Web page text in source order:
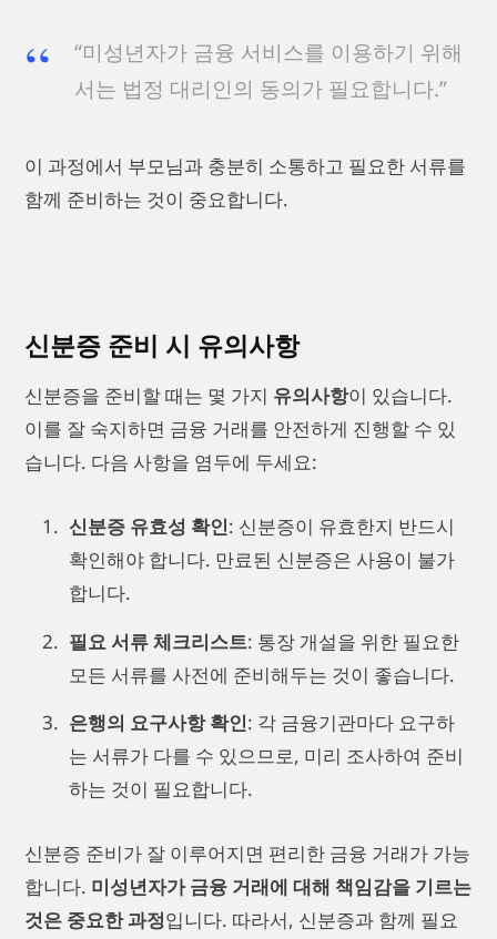
“미성년자가 금융 서비스를 이용하기 위해
서는 법정 대리인의 동의가 필요합니다.”
이 과정에서 부모님과 충분히 소통하고 필요한 서류를
함께 준비하는 것이 중요합니다.
신분증 준비 시 유의사항
신분증을 준비할 때는 몇 가지 유의사항이 있습니다.
이를 잘 숙지하면 금융 거래를 안전하게 진행할 수 있
습니다. 다음 사항을 염두에 두세요:
신분증 유효성 확인: 신분증이 유효한지 반드시
확인해야 합니다. 만료된 신분증은 사용이 불가
합니다.
필요 서류 체크리스트: 통장 개설을 위한 필요한
모든 서류를 사전에 준비해두는 것이 좋습니다.
은행의 요구사항 확인: 각 금융기관마다 요구하
는 서류가 다를 수 있으므로, 미리 조사하여 준비
하는 것이 필요합니다.
신분증 준비가 잘 이루어지면 편리한 금융 거래가 가능
합니다. 미성년자가 금융 거래에 대해 책임감을 기르는
것은 중요한 과정입니다. 따라서, 신분증과 함께 필요